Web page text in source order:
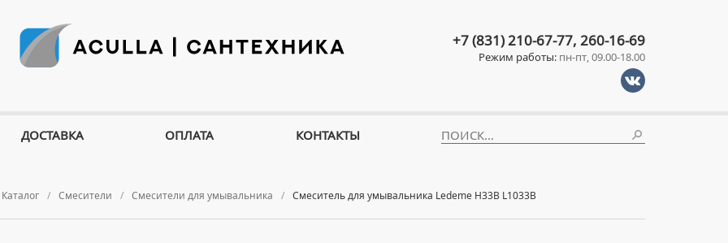
Каталог Смесители Смесители для умывальника Смеситель для умывальника Ledeme H33B L1033B
+7 (831) 210-67-77, 260-16-69
Режим работы: пн-пт, 09.00-18.00
ДОСТАВКА ОПЛАТА КОНТАКТЫ